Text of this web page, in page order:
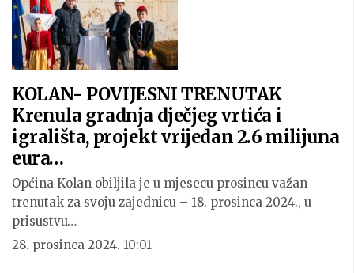
KOLAN- POVIJESNI TRENUTAK
Krenula gradnja dječjeg vrtića i
igrališta, projekt vrijedan 2.6 milijuna
eura…
Općina Kolan obiljila je u mjesecu prosincu važan
trenutak za svoju zajednicu – 18. prosinca 2024., u
prisustvu…
28. prosinca 2024. 10:01